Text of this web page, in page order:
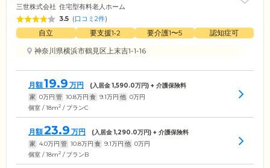
三世株式会社 住宅型有料老人ホーム
3.5 (口コミ2件)
自立 要支援1•2 要介護1〜5
認知症可
神奈川県横浜市鶴見区上末吉1-1-16
月額19.9 万円 (入居金1,590.0万円) + 介護保険料
家 0万円 管 10.8万円 食 9.1万円 他 0万円
個室 / 18m2 / プランC
月額23.9 万円 (入居金1,290.0万円) + 介護保険料
家 4.0万円 管 10.8万円 食 9.1万円 他 0万円
個室 / 18m2 / プランB